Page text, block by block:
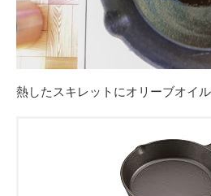
熱したスキレットにオリーブオイル